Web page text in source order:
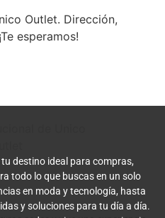
Outlet. Dirección,
esperamos!
destino ideal para compras,
todo lo que buscas en un solo
en moda y tecnología, hasta
y soluciones para tu día a día.